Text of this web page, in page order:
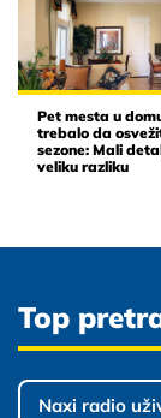
Pet mesta u
trebalo da
sezone: Mali
veliku razliku
Top
Naxi radio